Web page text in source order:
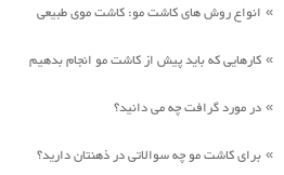
» انواع روش های کاشت مو: کاشت موی طبیعی
» کارهایی که باید پیش از کاشت مو انجام بدهیم
» در مورد گرافت چه می دانید؟
» برای کاشت مو چه سوالاتی در ذهنتان دارید؟